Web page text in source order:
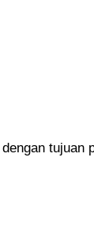
tujuan